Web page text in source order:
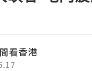
看香港